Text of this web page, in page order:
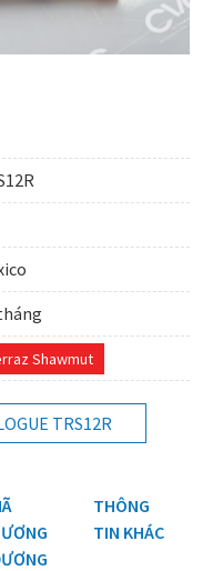
Shawmut
TRS12R
THÔNG
TIN KHÁC